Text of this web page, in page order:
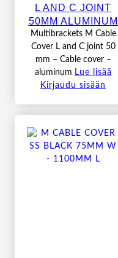
L AND C JOINT
50MM ALUMINUM
Multibrackets M Cable
Cover L and C joint 50
mm – Cable cover –
aluminum Lue lisää
Kirjaudu sisään